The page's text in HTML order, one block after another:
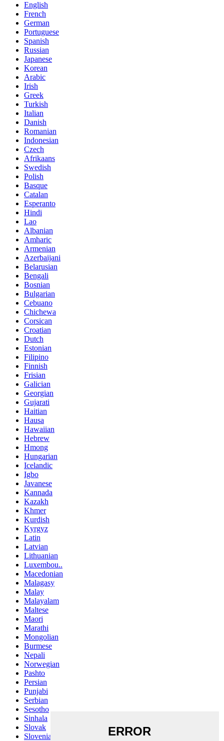
English
French
German
Portuguese
Spanish
Russian
Japanese
Korean
Arabic
Irish
Greek
Turkish
Italian
Danish
Romanian
Indonesian
Czech
Afrikaans
Swedish
Polish
Basque
Catalan
Esperanto
Hindi
Lao
Albanian
Amharic
Armenian
Azerbaijani
Belarusian
Bengali
Bosnian
Bulgarian
Cebuano
Chichewa
Corsican
Croatian
Dutch
Estonian
Filipino
Finnish
Frisian
Galician
Georgian
Gujarati
Haitian
Hausa
Hawaiian
Hebrew
Hmong
Hungarian
Icelandic
Igbo
Javanese
Kannada
Kazakh
Khmer
Kurdish
Kyrgyz
Latin
Latvian
Lithuanian
Luxembou..
Macedonian
Malagasy
Malay
Malayalam
Maltese
Maori
Marathi
Mongolian
Burmese
Nepali
Norwegian
Pashto
Persian
Punjabi
Serbian
Sesotho
Sinhala
Slovak
Slovenian